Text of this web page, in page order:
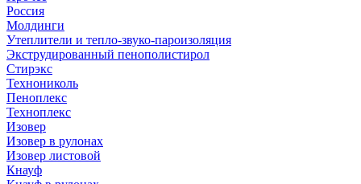
Россия
Молдинги
Утеплители и тепло-звуко-пароизоляция
Экструдированный пенополистирол
Стирэкс
Технониколь
Пеноплекс
Техноплекс
Изовер
Изовер в рулонах
Изовер листовой
Кнауф